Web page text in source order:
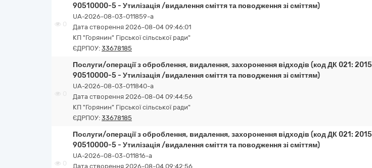
0
90510000-5 - Утилізація /видалення сміття та поводження зі сміттям)
UA-2026-08-03-011859-a
Дата створення 2026-08-04 09:46:01
КП "Горянин" Гірської сільської ради"
ЄДРПОУ: 33678185
Послуги/операції з оброблення, видалення, захоронення відходів (код ДК 021: 2015
90510000-5 - Утилізація /видалення сміття та поводження зі сміттям)
UA-2026-08-03-011840-a
Дата створення 2026-08-04 09:44:56
КП "Горянин" Гірської сільської ради"
ЄДРПОУ: 33678185
0
Послуги/операції з оброблення, видалення, захоронення відходів (код ДК 021: 2015
90510000-5 - Утилізація /видалення сміття та поводження зі сміттям)
UA-2026-08-03-011816-a
Дата створення 2026-08-04 09:42:56